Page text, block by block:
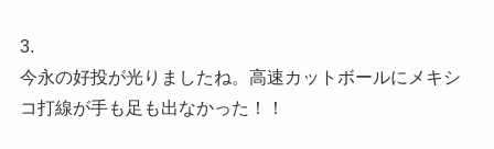
3.
今永の好投が光りましたね。高速カットボールにメキシ
コ打線が手も足も出なかった！！